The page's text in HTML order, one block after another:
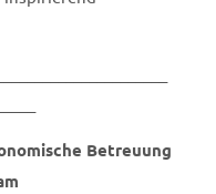
Betreuung